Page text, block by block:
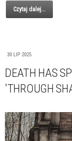
Czytaj dalej...
30 LIP 2025
DEATH HAS
'THROUGH